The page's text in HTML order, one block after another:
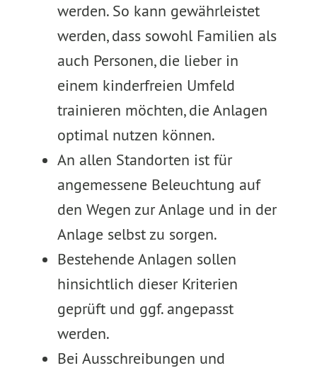
werden. So kann gewährleistet
werden, dass sowohl Familien als
auch Personen, die lieber in
einem kinderfreien Umfeld
trainieren möchten, die Anlagen
optimal nutzen können.
An allen Standorten ist für
angemessene Beleuchtung auf
den Wegen zur Anlage und in der
Anlage selbst zu sorgen.
Bestehende Anlagen sollen
hinsichtlich dieser Kriterien
geprüft und ggf. angepasst
werden.
Bei Ausschreibungen und